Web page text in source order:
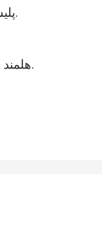
پلیس هلمند نیز اعتصاب زندانیان این ولایت را تایید کرده و می گوید که برای تامین امنیت این زندان، شمار بیشتری نیرو فرستاده اند.
هلمند در جنوب افغانستان از ولایات ناامن است. در زندان هلمند در بین زندانیان جنایی، صدها نفر به اتهام شورشگری نیز زندانی هستند.